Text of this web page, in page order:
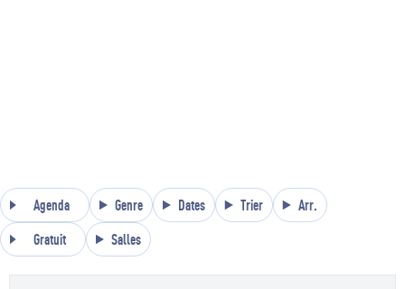
Agenda Genre Dates Trier Arr.
Gratuit Salles